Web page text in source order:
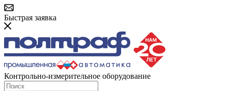
Быстрая заявка
Контрольно-измерительное оборудование